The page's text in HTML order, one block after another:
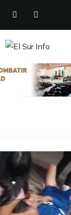
YOUTUBEPINTEREST